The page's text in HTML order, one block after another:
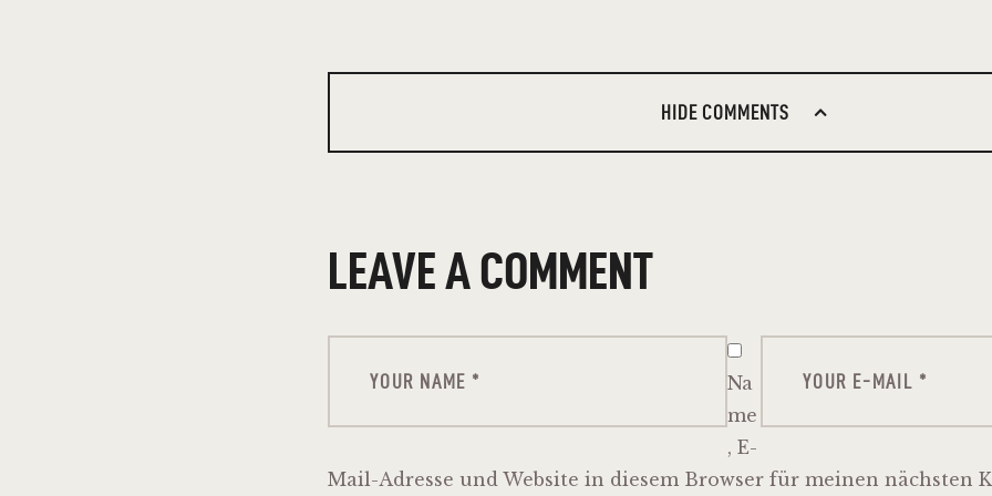
HIDE COMMENTS
LEAVE A COMMENT
Na
me
, E-
Mail-Adresse und Website in diesem Browser für meinen nächsten